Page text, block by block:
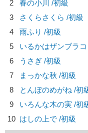
2
春の小川 /初級
3
さくらさくら /初級
4
雨ふり /初級
5
いるかはザンブラコ
6
うさぎ /初級
7
まっかな秋 /初級
8
とんぼのめがね /初
9
いろんな木の実 /初
10 はしの上で /初級